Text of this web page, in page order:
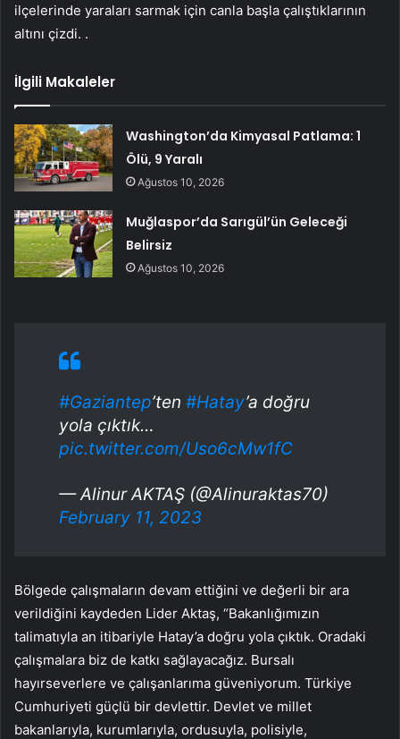
ilçelerinde yaraları sarmak için canla başla çalıştıklarının
altını çizdi. .
İlgili Makaleler
Washington’da Kimyasal Patlama: 1
Ölü, 9 Yaralı
Ağustos 10, 2026
Muğlaspor’da Sarıgül’ün Geleceği
Belirsiz
Ağustos 10, 2026
#Gaziantep’ten #Hatay’a doğru
yola çıktık…
pic.twitter.com/Uso6cMw1fC
— Alinur AKTAŞ (@Alinuraktas70)
February 11, 2023
Bölgede çalışmaların devam ettiğini ve değerli bir ara
verildiğini kaydeden Lider Aktaş, “Bakanlığımızın
talimatıyla an itibariyle Hatay’a doğru yola çıktık. Oradaki
çalışmalara biz de katkı sağlayacağız. Bursalı
hayırseverlere ve çalışanlarıma güveniyorum. Türkiye
Cumhuriyeti güçlü bir devlettir. Devlet ve millet
bakanlarıyla, kurumlarıyla, ordusuyla, polisiyle,